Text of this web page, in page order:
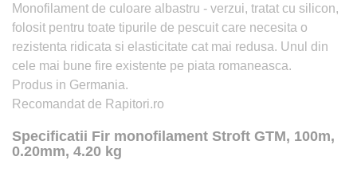
Monofilament de culoare albastru - verzui, tratat cu silicon,
folosit pentru toate tipurile de pescuit care necesita o
rezistenta ridicata si elasticitate cat mai redusa. Unul din
cele mai bune fire existente pe piata romaneasca.
Produs in Germania.
Recomandat de Rapitori.ro
Specificatii Fir monofilament Stroft GTM, 100m,
0.20mm, 4.20 kg